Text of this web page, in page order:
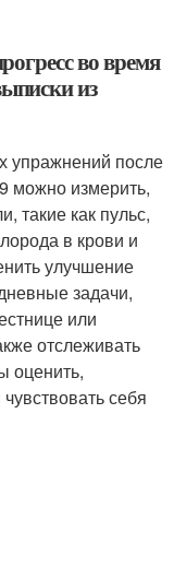
во время
из
упражнений после
можно измерить,
такие как пульс,
в крови и
улучшение
задачи,
или
отслеживать
оценить,
себя